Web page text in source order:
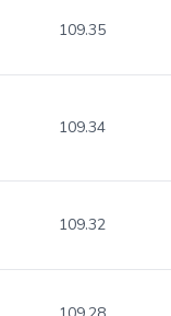
109.35
109.34
109.32